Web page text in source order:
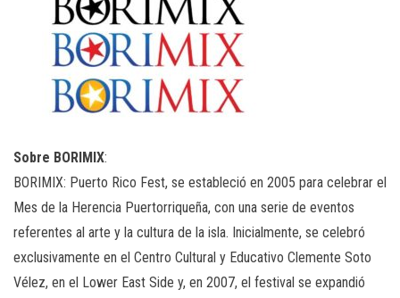
Sobre BORIMIX:
BORIMIX: Puerto Rico Fest, se estableció en 2005 para celebrar el
Mes de la Herencia Puertorriqueña, con una serie de eventos
referentes al arte y la cultura de la isla. Inicialmente, se celebró
exclusivamente en el Centro Cultural y Educativo Clemente Soto
Vélez, en el Lower East Side y, en 2007, el festival se expandió